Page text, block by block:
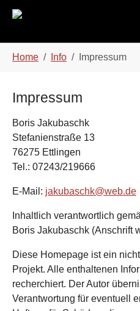
Home Info Impressum
Impressum
Boris Jakubaschk
Stefanienstraße 13
76275 Ettlingen
Tel.: 07243/219666
E-Mail: jakubaschk@web.de
Inhaltlich verantwortlich
Boris Jakubaschk (Anschrift
Diese Homepage ist ein
Projekt. Alle enthaltenen
recherchiert. Der Autor
Verantwortung für eventuell